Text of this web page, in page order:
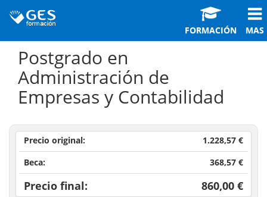
FORMACIÓN MAS
Postgrado en
Administración de
Empresas y Contabilidad
Precio original:
1.228,57 €
Beca:
368,57 €
Precio final: 860,00 €